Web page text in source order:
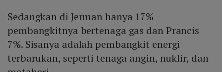
Sedangkan di Jerman hanya 17%
pembangkitnya bertenaga gas dan Prancis
7%. Sisanya adalah pembangkit energi
terbarukan, seperti tenaga angin, nuklir, dan